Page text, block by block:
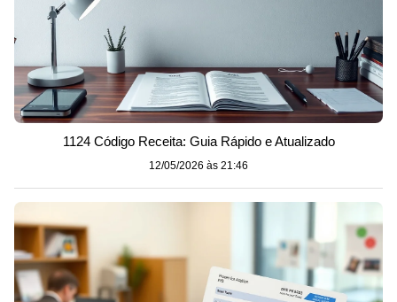
1124 Código Receita: Guia Rápido e Atualizado
12/05/2026 às 21:46